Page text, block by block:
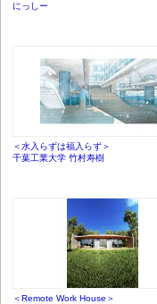
にっしー
＜水入らずは福入らず＞
千葉工業大学 竹村寿樹
＜Remote Work House＞